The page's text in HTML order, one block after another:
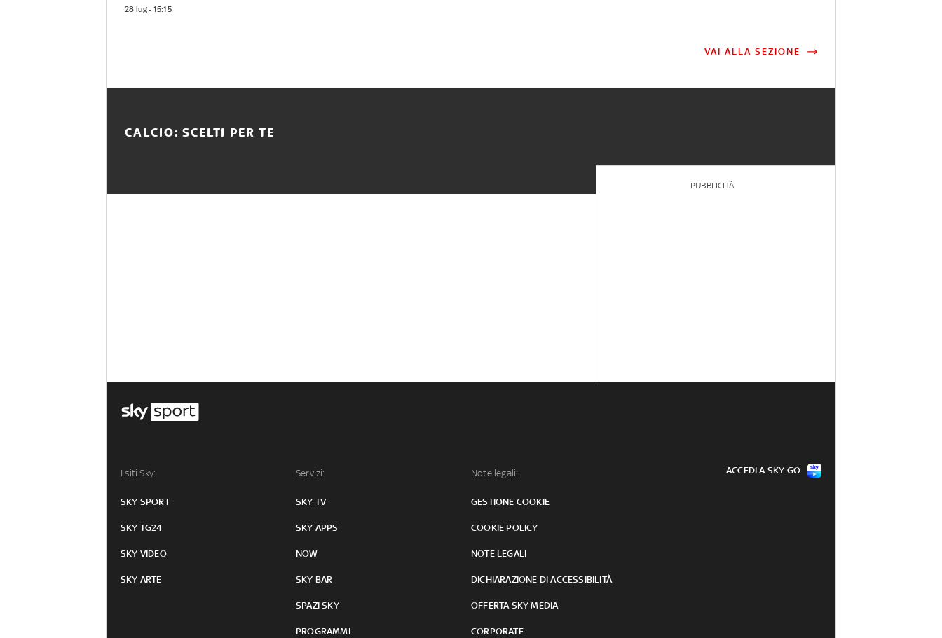
28 lug - 15:15
VAI ALLA SEZIONE
CALCIO: SCELTI PER TE
PUBBLICITÀ
I siti Sky:
SKY SPORT
SKY TG24
SKY VIDEO
SKY ARTE
Servizi:
SKY TV
SKY APPS
NOW
SKY BAR
SPAZI SKY
PROGRAMMI
Note legali:
GESTIONE COOKIE
COOKIE POLICY
NOTE LEGALI
DICHIARAZIONE DI ACCESSIBILITÀ
OFFERTA SKY MEDIA
CORPORATE
ACCEDI A SKY GO